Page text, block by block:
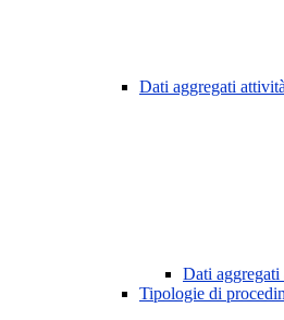
Dati aggregati
Dati
Tipologie di